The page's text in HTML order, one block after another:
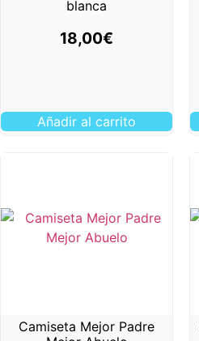
blanca
18,00€
Añadir al carrito
Camiseta Mejor Padre